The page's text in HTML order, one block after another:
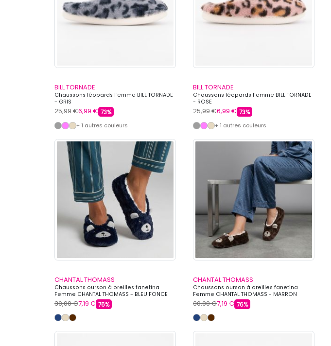
BILL TORNADE
Chaussons léopards Femme BILL TORNADE
- GRIS
25,99 €6,99 € 73%
+ 1 autres couleurs
BILL TORNADE
Chaussons léopards Femme BILL TORNADE
- ROSE
25,99 €6,99 € 73%
+ 1 autres couleurs
CHANTAL THOMASS
Chaussons ourson à oreilles fanetina
Femme CHANTAL THOMASS - BLEU FONCE
30,00 €7,19 € 76%
CHANTAL THOMASS
Chaussons ourson à oreilles fanetina
Femme CHANTAL THOMASS - MARRON
30,00 €7,19 € 76%